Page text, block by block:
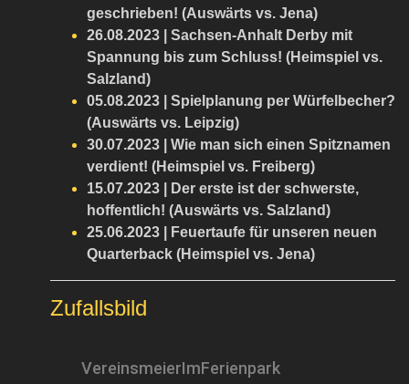
geschrieben! (Auswärts vs. Jena)
26.08.2023 | Sachsen-Anhalt Derby mit
Spannung bis zum Schluss! (Heimspiel vs.
Salzland)
05.08.2023 | Spielplanung per Würfelbecher?
(Auswärts vs. Leipzig)
30.07.2023 | Wie man sich einen Spitznamen
verdient! (Heimspiel vs. Freiberg)
15.07.2023 | Der erste ist der schwerste,
hoffentlich! (Auswärts vs. Salzland)
25.06.2023 | Feuertaufe für unseren neuen
Quarterback (Heimspiel vs. Jena)
Zufallsbild
VereinsmeierImFerienpark